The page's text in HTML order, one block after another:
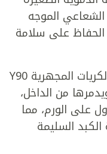
الشعاعي الموجه
الحفاظ على سلامة
تبعث الكريات المجهرية Y90
من الداخل،
على الورم، مما
السليمة